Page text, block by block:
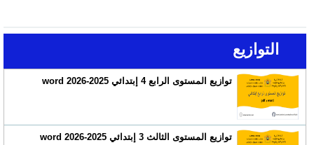
التوازيع
توازيع المستوى الرابع 4 إبتدائي 2025-2026 word
توازيع المستوى الثالث 3 إبتدائي 2025-2026 word